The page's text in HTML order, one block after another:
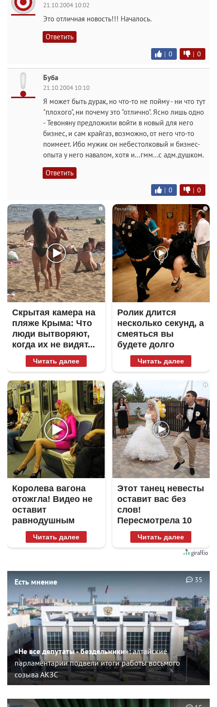
21.10.2004 10:02
Это отличная новость!!! Началось.
Ответить
| 0 | 0
Буба
21.10.2004 10:10
Я может быть дурак, но что-то не пойму - ни что тут
"плохого", ни почему это "отлично". Ясно лишь одно
- Тевоняну предложили войти в новый для него
бизнес, и сам крайгаз, возможно, от него что-то
поимеет. Ибо мужик он небестолковый и бизнес-
опыта у него навалом, хотя и...гмм...с адм.душком.
Ответить
| 0 | 0
i
Скрытая камера на
пляже Крыма: Что
люди вытворяют,
когда их не видят...
Читать далее
i
Ролик длится
несколько секунд, а
смеяться вы
будете долго
Читать далее
i
Королева вагона
отожгла! Видео не
оставит
равнодушным
Читать далее
i
Этот танец невесты
оставит вас без
слов!
Пересмотрела 10
раз
Читать далее
Есть мнение
«Не все депутаты - бездельники»:алтайские
парламентарии подвели итоги работы восьмого
созыва АКЗС
35